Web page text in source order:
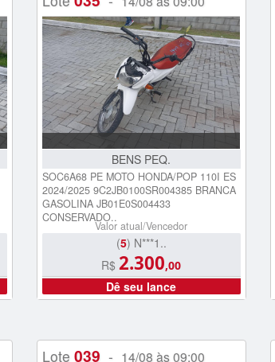
BENS PEQ.
SOC6A68 PE MOTO HONDA/POP 110I ES
2024/2025 9C2JB0100SR004385 BRANCA
GASOLINA JB01E0S004433
CONSERVADO..
Valor atual/Vencedor
(5) N***1..
R$2.300,00
Dê seu lance
Lote 039 - 14/08 às 09:00